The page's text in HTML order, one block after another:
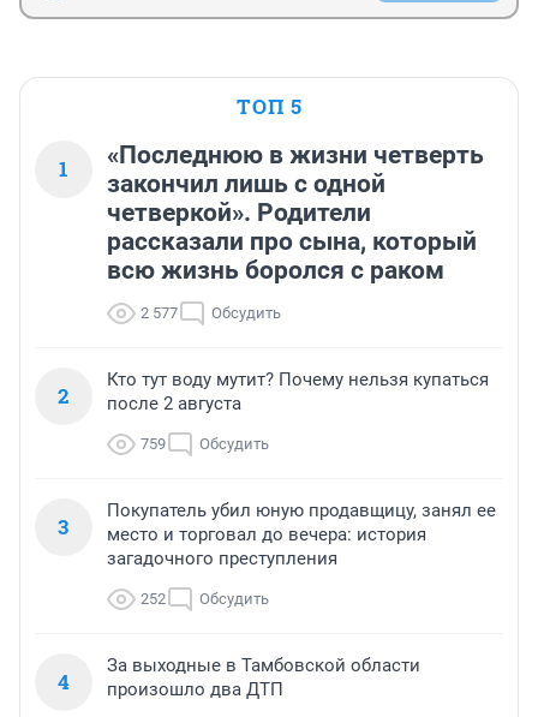
ТОП 5
1
«Последнюю в жизни четверть
закончил лишь с одной
четверкой». Родители
рассказали про сына, который
всю жизнь боролся с раком
2 577 Обсудить
2
Кто тут воду мутит? Почему нельзя купаться
после 2 августа
759 Обсудить
3
Покупатель убил юную продавщицу, занял ее
место и торговал до вечера: история
загадочного преступления
252 Обсудить
4
За выходные в Тамбовской области
произошло два ДТП